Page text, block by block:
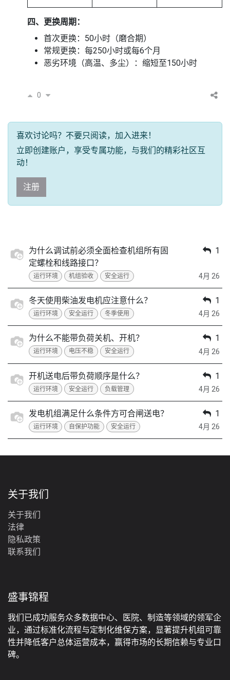
四、更换周期：
首次更换：50小时（磨合期）
常规更换：每250小时或每6个月
恶劣环境（高温、多尘）：缩短至150小时
0
喜欢讨论吗？不要只阅读，加入进来！
立即创建账户，享受专属功能，与我们的精彩社区互
动！
注册
为什么调试前必须全面检查机组所有固
定螺栓和线路接口？
运行环境 机组验收 安全运行
1
4月 26
冬天使用柴油发电机应注意什么？
运行环境 安全运行 冬季使用
1
4月 26
为什么不能带负荷关机、开机？
运行环境 电压不稳 安全运行
1
4月 26
开机送电后带负荷顺序是什么？
运行环境 安全运行 负载管理
1
4月 26
发电机组满足什么条件方可合闸送电？
运行环境 自保护功能 安全运行
1
4月 26
关于我们
关于我们
法律
‎隐私政策‎
联系我们
盛事锦程
我们已成功服务众多数据中心、医院、制造等领域的领军企
业，通过标准化流程与定制化维保方案，显著提升机组可靠
性并降低客户总体运营成本，赢得市场的长期信赖与专业口
碑。